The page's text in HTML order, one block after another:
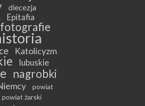
diecezja
Epitafia
fotografie
Katolicyzm
lubuskie
nagrobki
powiat
powiat żarski